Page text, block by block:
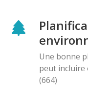
Une bonne
peut incluire
(664)